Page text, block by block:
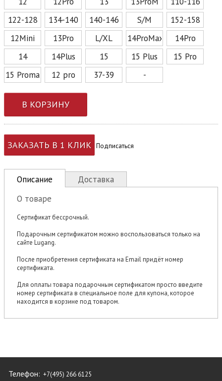
122-128
134-140 140-146 S/M
152-158
12Mini
13Pro L/XL 14ProMax
14Pro
14
14Plus 15 15 Plus
15 Pro
15 Promax
12 pro 37-39 -
В КОРЗИНУ
ЗАКАЗАТЬ В 1 КЛИК Подписаться
Описание
Доставка
О товаре
Сертификат бессрочный.
Подарочным сертификатом можно воспользоваться только на
сайте Lugang.
После приобретения сертификата на Email придёт номер
сертификата.
Для оплаты товара подарочным сертификатом просто введите
номер сертификата в специальное поле для купона, которое
находится в корзине под товаром.
Телефон: +7(495) 266 6125